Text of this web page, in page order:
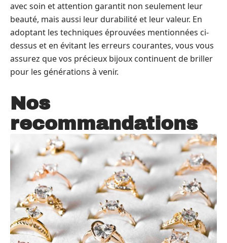
avec soin et attention garantit non seulement leur
beauté, mais aussi leur durabilité et leur valeur. En
adoptant les techniques éprouvées mentionnées ci-
dessus et en évitant les erreurs courantes, vous vous
assurez que vos précieux bijoux continuent de briller
pour les générations à venir.
Nos
recommandations